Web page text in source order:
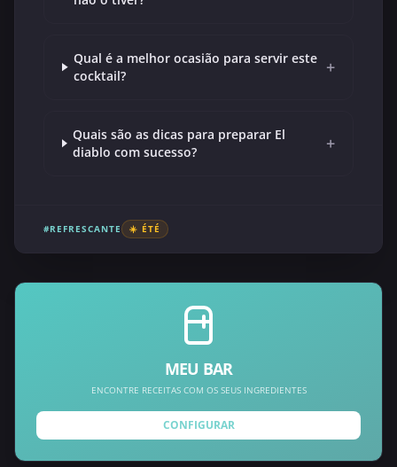
Qual é a melhor ocasião para servir este
cocktail?
+
Quais são as dicas para preparar El
diablo com sucesso?
+
#REFRESCANTE ☀️ ÉTÉ
MEU BAR
ENCONTRE RECEITAS COM OS SEUS INGREDIENTES
CONFIGURAR